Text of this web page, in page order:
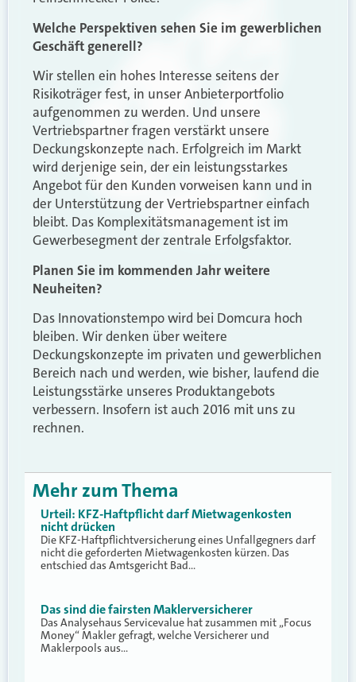
Welche Perspektiven sehen Sie im gewerblichen
Geschäft generell?
Wir stellen ein hohes Interesse seitens der
Risikoträger fest, in unser Anbieterportfolio
aufgenommen zu werden. Und unsere
Vertriebspartner fragen verstärkt unsere
Deckungskonzepte nach. Erfolgreich im Markt
wird derjenige sein, der ein leistungsstarkes
Angebot für den Kunden vorweisen kann und in
der Unterstützung der Vertriebspartner einfach
bleibt. Das Komplexitätsmanagement ist im
Gewerbesegment der zentrale Erfolgsfaktor.
Planen Sie im kommenden Jahr weitere
Neuheiten?
Das Innovationstempo wird bei Domcura hoch
bleiben. Wir denken über weitere
Deckungskonzepte im privaten und gewerblichen
Bereich nach und werden, wie bisher, laufend die
Leistungsstärke unseres Produktangebots
verbessern. Insofern ist auch 2016 mit uns zu
rechnen.
Mehr zum Thema
Urteil: KFZ-Haftpflicht darf Mietwagenkosten
nicht drücken
Die KFZ-Haftpflichtversicherung eines Unfallgegners darf
nicht die geforderten Mietwagenkosten kürzen. Das
entschied das Amtsgericht Bad…
Das sind die fairsten Maklerversicherer
Das Analysehaus Servicevalue hat zusammen mit „Focus
Money“ Makler gefragt, welche Versicherer und
Maklerpools aus…